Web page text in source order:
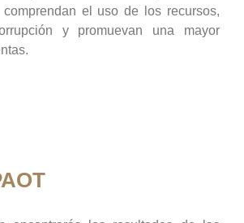
el uso de los recursos,
y promuevan una mayor